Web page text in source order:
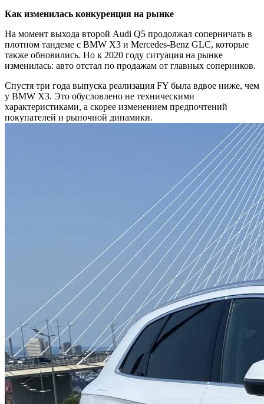
Как изменилась конкуренция на рынке
На момент выхода второй Audi Q5 продолжал соперничать в
плотном тандеме с BMW X3 и Mercedes-Benz GLC, которые
также обновились. Но к 2020 году ситуация на рынке
изменилась: авто отстал по продажам от главных соперников.
Спустя три года выпуска реализация FY была вдвое ниже, чем
у BMW X3. Это обусловлено не техническими
характеристиками, а скорее изменением предпочтений
покупателей и рыночной динамики.